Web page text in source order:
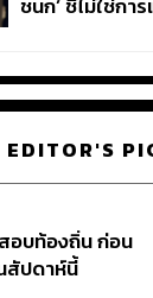
ชนก’ ชี้ไม่ใช่กา
EDITOR'S
อบท้องถิ่น ก่อน
สัปดาห์นี้